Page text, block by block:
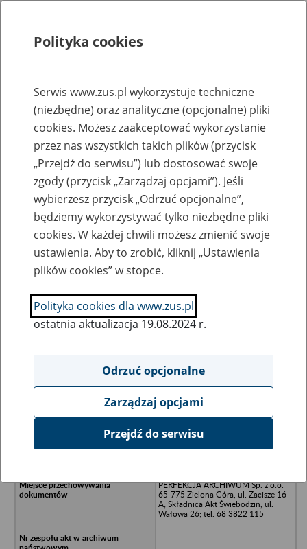
Rejestry, ewidencje i archiwa
Baza zlikwidowanych lub
przekształconych zakładów pracy
Nazwa zakładu pracy:
SZUKAJ
Ukryj wszystkie pozycje bazy
LABOR Sp. z o.o. - Żyrardów, ul. 1-
PERFEKCJA ARCHIWUM Sp. z o.o.
65-775 Zielona Góra, ul. Zacisze 16
A; Składnica Akt Świebodzin, ul.
Wałowa 26; tel. 68 3822 115
Polityka cookies
Serwis www.zus.pl wykorzystuje techniczne
(niezbędne) oraz analityczne (opcjonalne) pliki
cookies. Możesz zaakceptować wykorzystanie
przez nas wszystkich takich plików (przycisk
„Przejdź do serwisu”) lub dostosować swoje
zgody (przycisk „Zarządzaj opcjami”). Jeśli
wybierzesz przycisk „Odrzuć opcjonalne”,
będziemy wykorzystywać tylko niezbędne pliki
cookies. W każdej chwili możesz zmienić swoje
ustawienia. Aby to zrobić, kliknij „Ustawienia
plików cookies” w stopce.
Polityka cookies dla www.zus.pl
ostatnia aktualizacja 19.08.2024 r.
Odrzuć opcjonalne
Zarządzaj opcjami
Przejdź do serwisu